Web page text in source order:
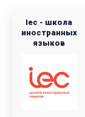
Iec - школа
иностранных
языков